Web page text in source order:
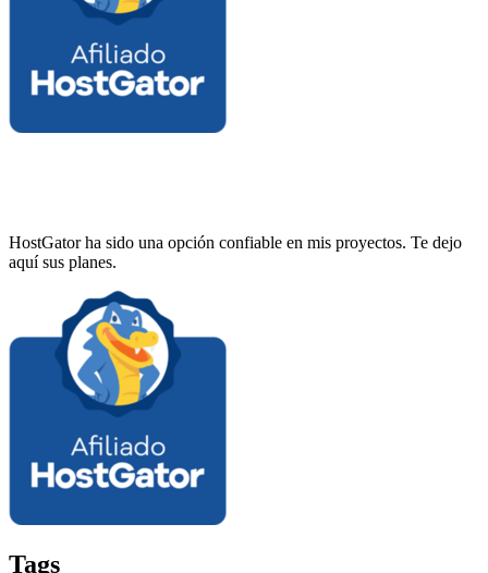
HostGator ha sido una opción confiable en mis proyectos. Te dejo
aquí sus planes.
Tags